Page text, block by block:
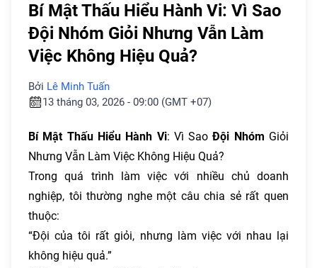
Bí Mật Thấu Hiểu Hành Vi: Vì Sao
Đội Nhóm Giỏi Nhưng Vẫn Làm
Việc Không Hiệu Quả?
Bởi Lê Minh Tuấn
13 tháng 03, 2026 - 09:00 (GMT +07)
Bí Mật Thấu Hiểu Hành Vi: Vì SaoĐội Nhóm Giỏi
Nhưng Vẫn Làm Việc Không Hiệu Quả?
Trong quá trình làm việc với nhiều chủ doanh
nghiệp, tôi thường nghe một câu chia sẻ rất quen
thuộc:
“Đội của tôi rất giỏi, nhưng làm việc với nhau lại
không hiệu quả.”